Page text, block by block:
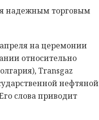
надежным торговым
на церемонии
относительно
Transgaz
нефтяной
слова приводит